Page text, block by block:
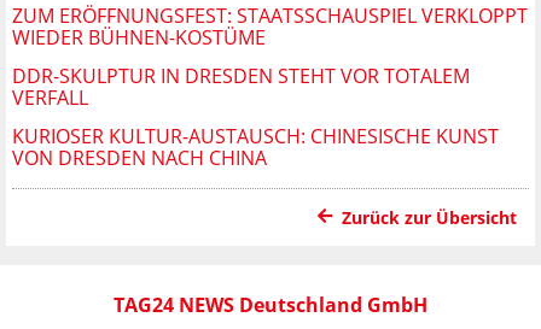
ZUM ERÖFFNUNGSFEST: STAATSSCHAUSPIEL VERKLOPPT
WIEDER BÜHNEN-KOSTÜME
DDR-SKULPTUR IN DRESDEN STEHT VOR TOTALEM
VERFALL
KURIOSER KULTUR-AUSTAUSCH: CHINESISCHE KUNST
VON DRESDEN NACH CHINA
Zurück zur Übersicht
TAG24 NEWS Deutschland GmbH